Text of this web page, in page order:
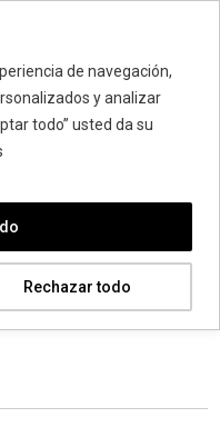
de navegación,
y analizar
todo” usted da su
Rechazar todo